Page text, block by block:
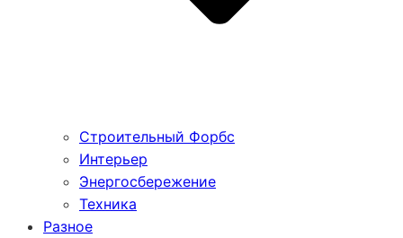
Строительный Форбс
Интерьер
Энергосбережение
Техника
Разное